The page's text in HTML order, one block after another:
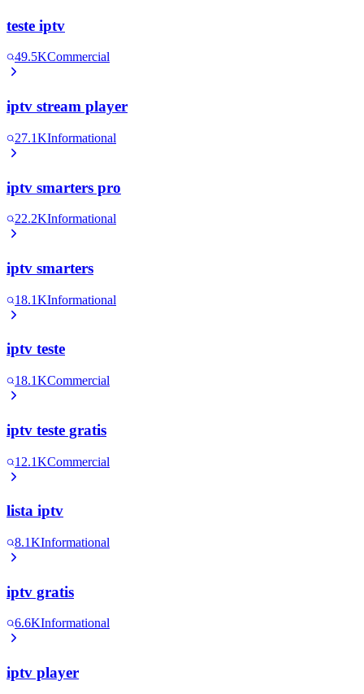
teste iptv
49.5KCommercial
iptv stream player
27.1KInformational
iptv smarters pro
22.2KInformational
iptv smarters
18.1KInformational
iptv teste
18.1KCommercial
iptv teste gratis
12.1KCommercial
lista iptv
8.1KInformational
iptv gratis
6.6KInformational
iptv player